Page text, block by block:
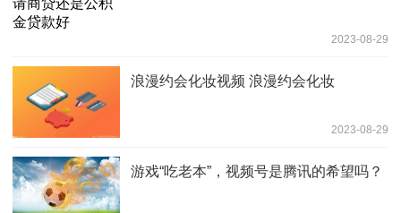
2023-08-29
浪漫约会化妆视频 浪漫约会化妆
2023-08-29
游戏“吃老本”，视频号是腾讯的希望吗？